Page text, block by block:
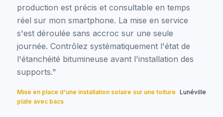
production est précis et consultable en temps
réel sur mon smartphone. La mise en service
s'est déroulée sans accroc sur une seule
journée. Contrôlez systématiquement l'état de
l'étanchéité bitumineuse avant l'installation des
supports."
Mise en place d'une installation solaire sur une toiture
plate avec bacs
Lunéville